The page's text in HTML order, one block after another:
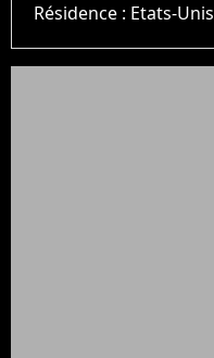
Résidence : Etats-Unis